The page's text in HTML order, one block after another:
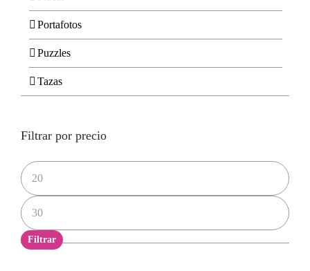
Portafotos
Puzzles
Tazas
Filtrar por precio
Precio
mínimo
Precio
máximo
Filtrar